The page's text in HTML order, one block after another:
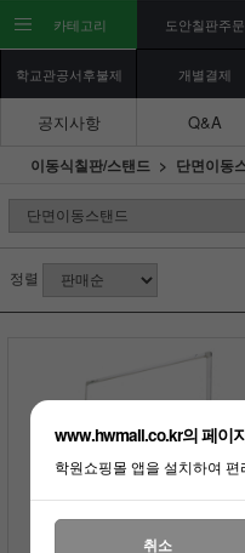
카테고리 도안칠판주문
학교관공서후불제 개별결제
공지사항 Q&A
이동식칠판/스탠드 단면이동
정렬
www.hwmall.co.kr의 페이
학원쇼핑몰 앱을 설치하여
취소